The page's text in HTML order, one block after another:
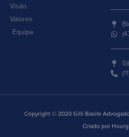
Visão
Valores
Equipe
Copyright © 2020 Gilli Basile
Criado por